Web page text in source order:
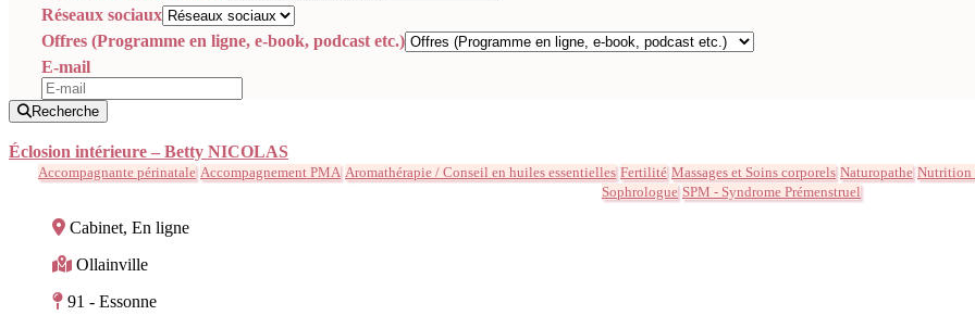
Réseaux sociaux
Offres (Programme en ligne, e-book, podcast etc.)
E-mail
Recherche
Éclosion intérieure – Betty NICOLAS
Accompagnante périnatale Accompagnement PMA Aromathérapie / Conseil en huiles essentielles Fertilité Massages et Soins corporels Naturopathe Nutrition
Sophrologue SPM - Syndrome Prémenstruel
Cabinet, En ligne
Ollainville
91 - Essonne